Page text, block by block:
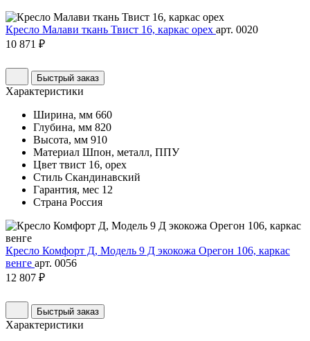
Кресло Малави ткань Твист 16, каркас орех арт. 0020
10 871 ₽
Быстрый заказ
Характеристики
Ширина, мм 660
Глубина, мм 820
Высота, мм 910
Материал Шпон, металл, ППУ
Цвет твист 16, орех
Стиль Скандинавский
Гарантия, мес 12
Страна Россия
Кресло Комфорт Д, Модель 9 Д экокожа Орегон 106, каркас
венге арт. 0056
12 807 ₽
Быстрый заказ
Характеристики